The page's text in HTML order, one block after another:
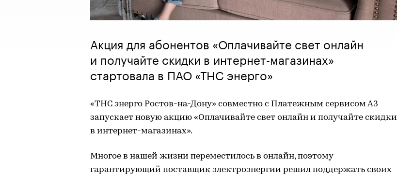
Акция для абонентов «Оплачивайте свет онлайн
и получайте скидки в интернет-магазинах»
стартовала в ПАО «ТНС энерго»
«ТНС энерго Ростов-на-Дону» совместно с Платежным сервисом А3
запускает новую акцию «Оплачивайте свет онлайн и получайте скидки
в интернет-магазинах».
Многое в нашей жизни переместилось в онлайн, поэтому
гарантирующий поставщик электроэнергии решил поддержать своих